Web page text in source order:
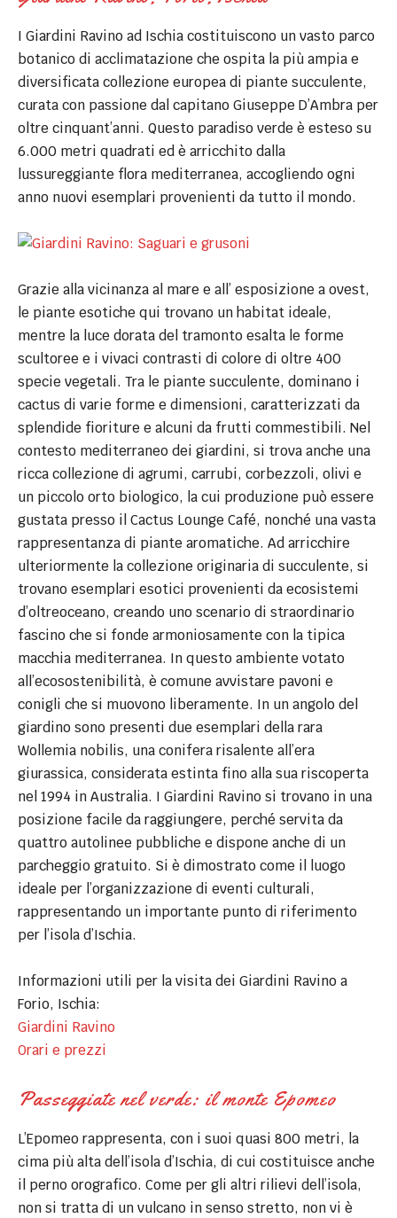
I Giardini Ravino ad Ischia costituiscono un vasto parco
botanico di acclimatazione che ospita la più ampia e
diversificata collezione europea di piante succulente,
curata con passione dal capitano Giuseppe D’Ambra per
oltre cinquant’anni. Questo paradiso verde è esteso su
6.000 metri quadrati ed è arricchito dalla
lussureggiante flora mediterranea, accogliendo ogni
anno nuovi esemplari provenienti da tutto il mondo.
Grazie alla vicinanza al mare e all’ esposizione a ovest,
le piante esotiche qui trovano un habitat ideale,
mentre la luce dorata del tramonto esalta le forme
scultoree e i vivaci contrasti di colore di oltre 400
specie vegetali. Tra le piante succulente, dominano i
cactus di varie forme e dimensioni, caratterizzati da
splendide fioriture e alcuni da frutti commestibili. Nel
contesto mediterraneo dei giardini, si trova anche una
ricca collezione di agrumi, carrubi, corbezzoli, olivi e
un piccolo orto biologico, la cui produzione può essere
gustata presso il Cactus Lounge Café, nonché una vasta
rappresentanza di piante aromatiche. Ad arricchire
ulteriormente la collezione originaria di succulente, si
trovano esemplari esotici provenienti da ecosistemi
d’oltreoceano, creando uno scenario di straordinario
fascino che si fonde armoniosamente con la tipica
macchia mediterranea. In questo ambiente votato
all’ecosostenibilità, è comune avvistare pavoni e
conigli che si muovono liberamente. In un angolo del
giardino sono presenti due esemplari della rara
Wollemia nobilis, una conifera risalente all’era
giurassica, considerata estinta fino alla sua riscoperta
nel 1994 in Australia. I Giardini Ravino si trovano in una
posizione facile da raggiungere, perché servita da
quattro autolinee pubbliche e dispone anche di un
parcheggio gratuito. Si è dimostrato come il luogo
ideale per l’organizzazione di eventi culturali,
rappresentando un importante punto di riferimento
per l’isola d’Ischia.
Informazioni utili per la visita dei Giardini Ravino a
Forio, Ischia:
Giardini Ravino
Orari e prezzi
Passeggiate nel verde: il monte Epomeo
L’Epomeo rappresenta, con i suoi quasi 800 metri, la
cima più alta dell’isola d’Ischia, di cui costituisce anche
il perno orografico. Come per gli altri rilievi dell’isola,
non si tratta di un vulcano in senso stretto, non vi è